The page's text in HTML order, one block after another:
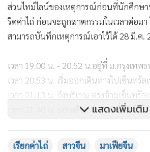
ส่วนไทม์ไลน์ของเหตุการณ์ก่อนที่นักศึกษ
รีดค่าไถ่ ก่อนจะถูกฆาตกรรมในเวลาต่อมา
สามารถบันทึกเหตุการณ์เอาไว้ได้ 28 มี.ค.
เวลา 19.00 น. - 20.52 น.อยู่ที่ ม.กรุงเทพ
เวลา 20.53 น. เริ่มออกเดินทางไปเซ็นทรัล
เวลา 21.13 น. ถึงบริเวณ ตรงข้ามเซ็นทรัลเ
เวลา 21.40 น. ออกเดินทางต่อ (เชื่อว่าไม่ได้
เวลา 21.58 น. - 23.53 น. อยู่บริเวณหมู่บ้
แสดงเพิ่มเติม
เรียกค่าไถ่ สาวจีน มาเฟียจีน